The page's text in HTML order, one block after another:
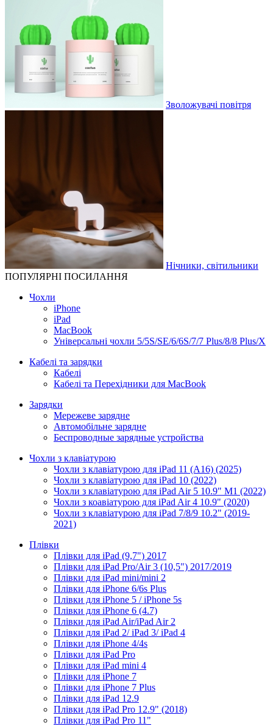
Зволожувачі повітря
Нічники, світильники
ПОПУЛЯРНІ ПОСИЛАННЯ
Чохли
iPhone
iPad
MacBook
Універсальні чохли 5/5S/SE/6/6S/7/7 Plus/8/8 Plus/X
Кабелі та зарядки
Кабелі
Кабелі та Перехідники для MacBook
Зарядки
Мережеве зарядне
Автомобільне зарядне
Беспроводные зарядные устройства
Чохли з клавіатурою
Чохли з клавіатурою для iPad 11 (A16) (2025)
Чохли з клавіатурою для iPad 10 (2022)
Чохли з клавіатурою для iPad Air 5 10.9" M1 (2022)
Чохли з коавіатурою для iPad Air 4 10.9" (2020)
Чохли з клавіатурою для iPad 7/8/9 10.2" (2019-
2021)
Плівки
Плівки для iPad (9,7") 2017
Плівки для iPad Pro/Air 3 (10,5") 2017/2019
Плівки для iPad mini/mini 2
Плівки для iPhone 6/6s Plus
Плівки для iPhone 5 / iPhone 5s
Плівки для iPhone 6 (4.7)
Плівки для iPad Air/iPad Air 2
Плівки для iPad 2/ iPad 3/ iPad 4
Плівки для iPhone 4/4s
Плівки для iPad Pro
Плівки для iPad mini 4
Плівки для iPhone 7
Плівки для iPhone 7 Plus
Плівки для iPad 12.9
Плівки для iPad Pro 12.9" (2018)
Плівки для iPad Pro 11"